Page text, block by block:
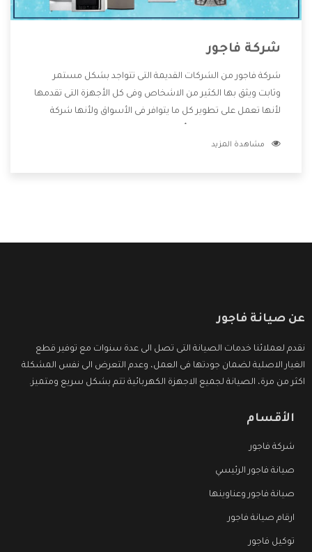
شركة فاجور
شركة فاجور من الشركات القديمة التى تتواجد بشكل مستمر
وثابت ويثق بها الكثير من الاشخاص وفى كل الأجهزة التى تقدمها
لأنها تعمل على تطوير كل ما يتوافر فى الأسواق ولأنها شركة
وتقدم للعملاء أقوى العروض والخصومات التى تسهل على
مشاهدة المزيد
عن صيانة فاجور
نقدم لعملائنا خدمات الصيانة التى تصل الى عدة سنوات مع توفير قطع
الغيار الاصلية لضمان جودتها فى العمل، وعدم التعرض الى نفس المشكلة
اكثر من مرة، الصيانة لجميع الاجهزة الكهربائية تتم بشكل سريع ومتميز.
الأقسام
شركة فاجور
صيانة فاجور الرئيسي
صيانة فاجور وعناوينها
ارقام صيانة فاجور
توكيل فاجور